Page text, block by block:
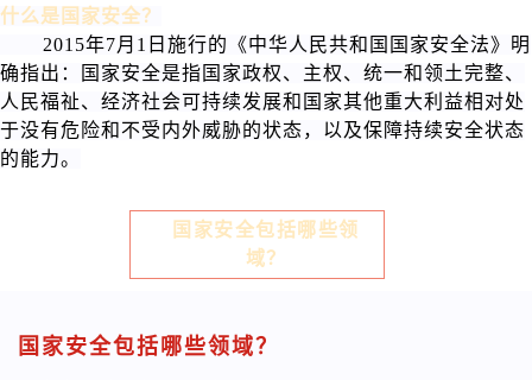
什么是国家安全？
2015年7月1日施行的 《中华人民共和国国家安全法》 明
确指出：国家安全是指国家政权、主权、统一和领土完整、
人民福祉、经济社会可持续发展和国家其他重大利益相对处
于没有危险和不受内外威胁的状态，以及保障持续安全状态
的能力。
国家安全包括哪些领
域？
国家安全包括哪些领域？